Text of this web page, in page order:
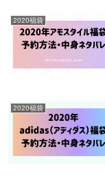
2020福袋
2020福袋